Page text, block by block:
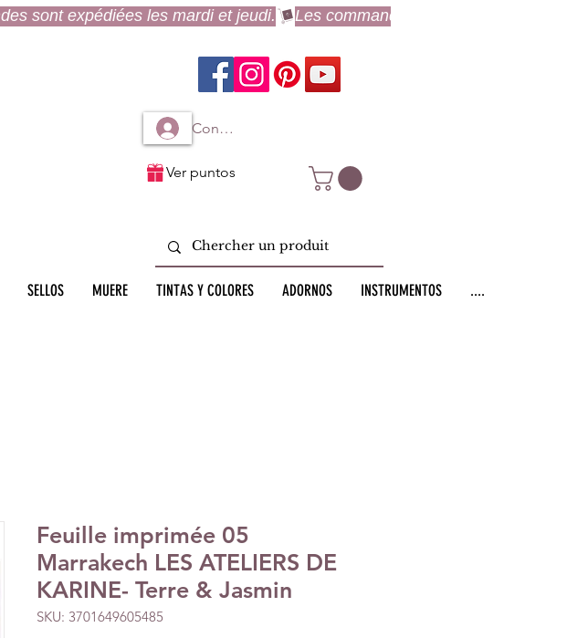
Connexion à mon compte
Ver puntos
SELLOS MUERE TINTAS Y COLORES ADORNOS INSTRUMENTOS ....
Feuille imprimée 05
Marrakech LES ATELIERS DE
KARINE- Terre & Jasmin
SKU: 3701649605485